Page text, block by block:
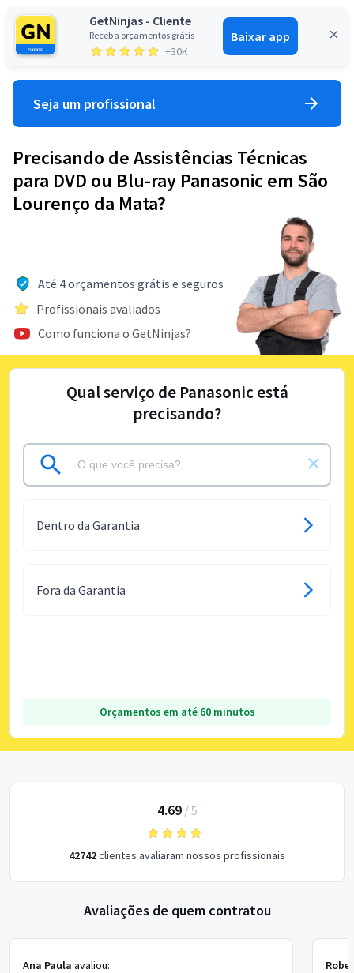
GetNinjas - Cliente
Receba orçamentos grátis
+30K
Baixar app
Entrar
Seja um profissional
Precisando de Assistências Técnicas
para DVD ou Blu-ray Panasonic em São
Lourenço da Mata?
Até 4 orçamentos grátis e seguros
Profissionais avaliados
Como funciona o GetNinjas?
Qual serviço de Panasonic está
precisando?
Dentro da Garantia
Fora da Garantia
Orçamentos em até 60 minutos
4.69/ 5
42742clientes avaliaram nossos profissionais
Avaliações de quem contratou
Ana Paula avaliou: